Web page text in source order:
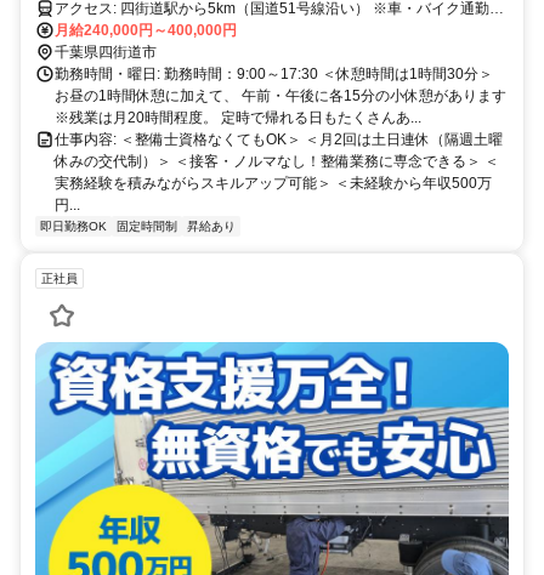
アクセス: 四街道駅から5km（国道51号線沿い） ※車・バイク通勤
OK！ ※駐車場完備
月給240,000円～400,000円
千葉県四街道市
勤務時間・曜日: 勤務時間：9:00～17:30 ＜休憩時間は1時間30分＞
お昼の1時間休憩に加えて、 午前・午後に各15分の小休憩があります
※残業は月20時間程度。 定時で帰れる日もたくさんあ...
仕事内容: ＜整備士資格なくてもOK＞ ＜月2回は土日連休（隔週土曜
休みの交代制）＞ ＜接客・ノルマなし！整備業務に専念できる＞ ＜
実務経験を積みながらスキルアップ可能＞ ＜未経験から年収500万
円...
即日勤務OK 固定時間制 昇給あり
正社員